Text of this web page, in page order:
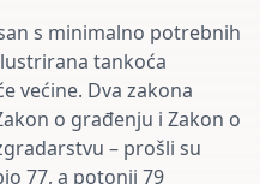
s minimalno potrebnih
tankoća
većine. Dva zakona
o građenju i Zakon o
– prošli su
77, a potonji 79